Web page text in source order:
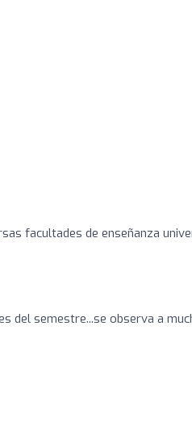
facultades de enseñanza
del semestre...se observa a